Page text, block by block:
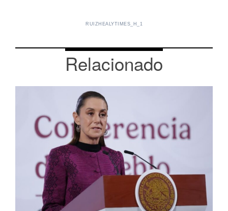
RUIZHEALYTIMES_H_1
Relacionado